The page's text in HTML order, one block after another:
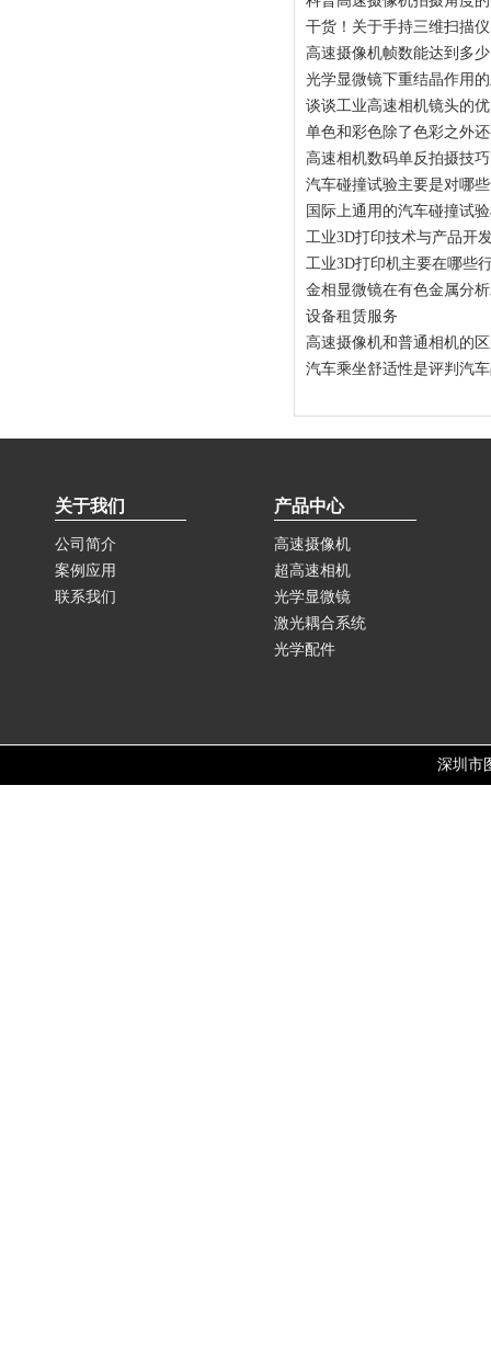
干货！关于手持三维扫描
高速摄像机帧数能达到多
光学显微镜下重结晶作用
谈谈工业高速相机镜头的
单色和彩色除了色彩之外
高速相机数码单反拍摄技
汽车碰撞试验主要是对哪
国际上通用的汽车碰撞试
工业3D打印技术与产品开
工业3D打印机主要在哪些
金相显微镜在有色金属分
设备租赁服务
高速摄像机和普通相机的
汽车乘坐舒适性是评判汽
关于我们
公司简介
案例应用
联系我们
产品中心
高速摄像机
超高速相机
光学显微镜
激光耦合系统
光学配件
深圳市